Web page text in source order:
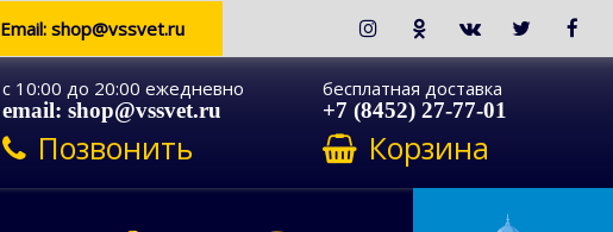
Email: shop@vssvet.ru
c 10:00 до 20:00 ежедневно
email: shop@vssvet.ru
Позвонить
бесплатная доставка
+7 (8452) 27-77-01
Корзина